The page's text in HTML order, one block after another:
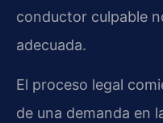
conductor culpable
adecuada.
El proceso legal
de una demanda en